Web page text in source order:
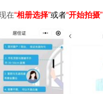
在“相册选择”或者“开始拍摄”